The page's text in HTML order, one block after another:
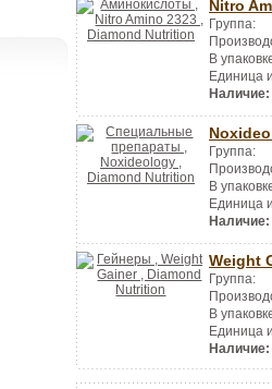
Nitro
Группа:
В
Единица
Наличие:
Группа:
В
Единица
Наличие:
Weight
Группа:
В
Единица
Наличие: